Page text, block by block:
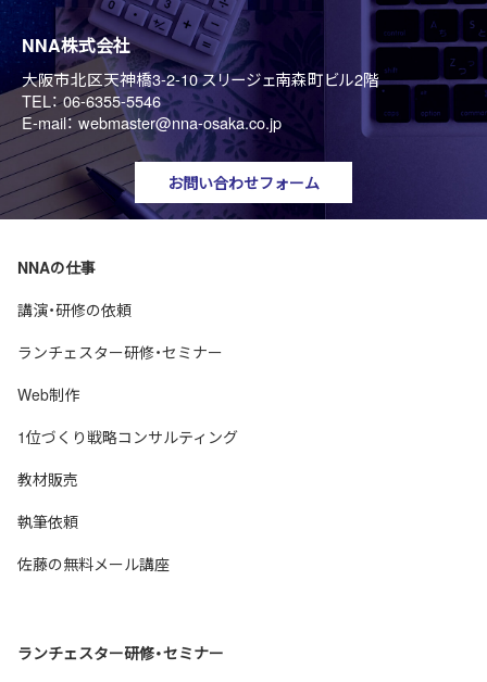
NNA株式会社
大阪市北区天神橋3-2-10 スリージェ南森町ビル2階
TEL：06-6355-5546
E-mail：webmaster@nna-osaka.co.jp
お問い合わせフォーム
NNAの仕事
講演・研修の依頼
ランチェスター研修・セミナー
Web制作
1位づくり戦略コンサルティング
教材販売
執筆依頼
佐藤の無料メール講座
ランチェスター研修・セミナー